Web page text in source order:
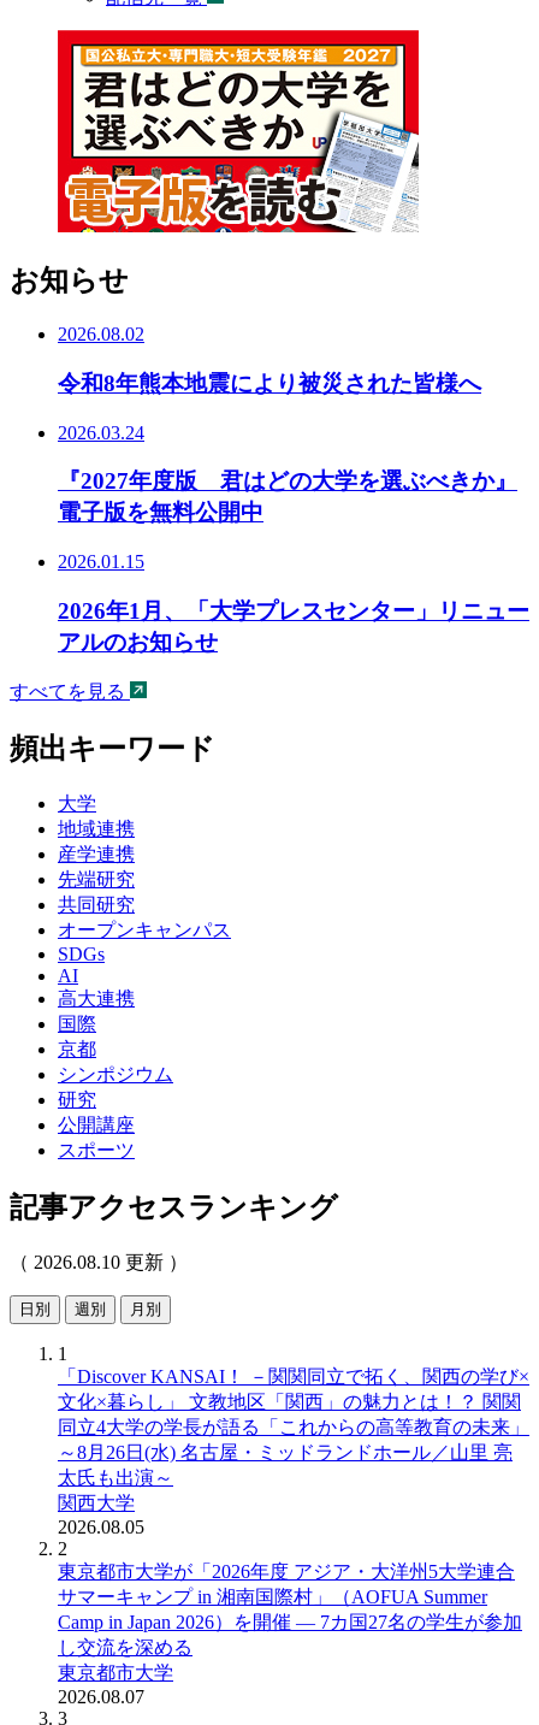
お知らせ
2026.08.02
令和8年熊本地震により被災された皆様へ
2026.03.24
『2027年度版 君はどの大学を選ぶべきか』
電子版を無料公開中
2026.01.15
2026年1月、「大学プレスセンター」リニュー
アルのお知らせ
すべてを見る
頻出キーワード
大学
地域連携
産学連携
先端研究
共同研究
オープンキャンパス
SDGs
AI
高大連携
国際
京都
シンポジウム
研究
公開講座
スポーツ
記事アクセスランキング
（ 2026.08.10 更新 ）
日別 週別 月別
1
「Discover KANSAI！ －関関同立で拓く、関西の学び×
文化×暮らし」 文教地区「関西」の魅力とは！？ 関関
同立4大学の学長が語る「これからの高等教育の未来」
～8月26日(水) 名古屋・ミッドランドホール／山里 亮
太氏も出演～
関西大学
2026.08.05
2
東京都市大学が「2026年度 アジア・大洋州5大学連合
サマーキャンプ in 湘南国際村」（AOFUA Summer
Camp in Japan 2026）を開催 ― 7カ国27名の学生が参加
し交流を深める
東京都市大学
2026.08.07
3